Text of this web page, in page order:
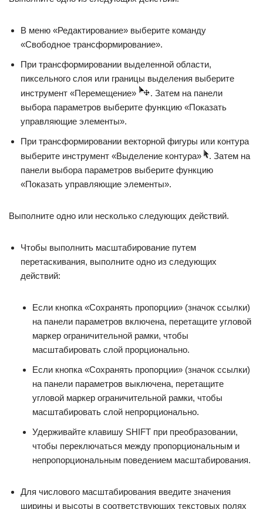
В меню «Редактирование» выберите команду
«Свободное трансформирование».
При трансформировании выделенной области,
пиксельного слоя или границы выделения выберите
инструмент «Перемещение»
. Затем на панели
выбора параметров выберите функцию «Показать
управляющие элементы».
При трансформировании векторной фигуры или контура
выберите инструмент «Выделение контура»
. Затем на
панели выбора параметров выберите функцию
«Показать управляющие элементы».
Выполните одно или несколько следующих действий.
Чтобы выполнить масштабирование путем
перетаскивания, выполните одно из следующих
действий:
Если кнопка «Сохранять пропорции» (значок ссылки)
на панели параметров включена, перетащите угловой
маркер ограничительной рамки, чтобы
масштабировать слой прорционально.
Если кнопка «Сохранять пропорции» (значок ссылки)
на панели параметров выключена, перетащите
угловой маркер ограничительной рамки, чтобы
масштабировать слой непрорционально.
Удерживайте клавишу SHIFT при преобразовании,
чтобы переключаться между пропорциональным и
непропорциональным поведением масштабирования.
Для числового масштабирования введите значения
ширины и высоты в соответствующих текстовых полях